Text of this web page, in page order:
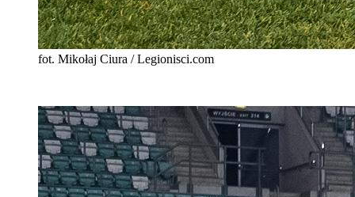
fot. Mikołaj Ciura / Legionisci.com